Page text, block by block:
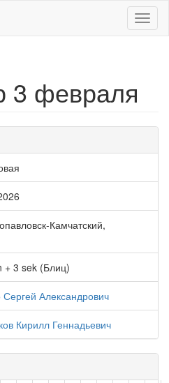
3 февраля
Камчатский,
+ 3 sek (Блиц)
Сергей Александрович
Кирилл Геннадьевич